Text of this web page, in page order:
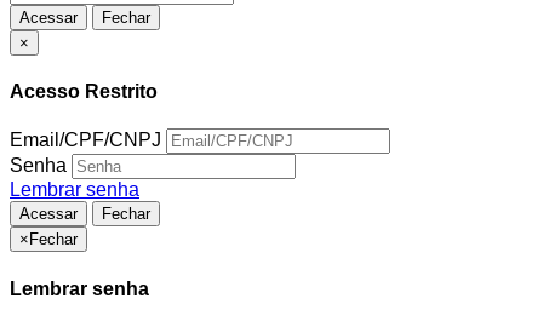
Acessar
Fechar
×
Acesso Restrito
Email/CPF/CNPJ
Senha
Lembrar senha
Acessar
Fechar
× Fechar
Lembrar senha